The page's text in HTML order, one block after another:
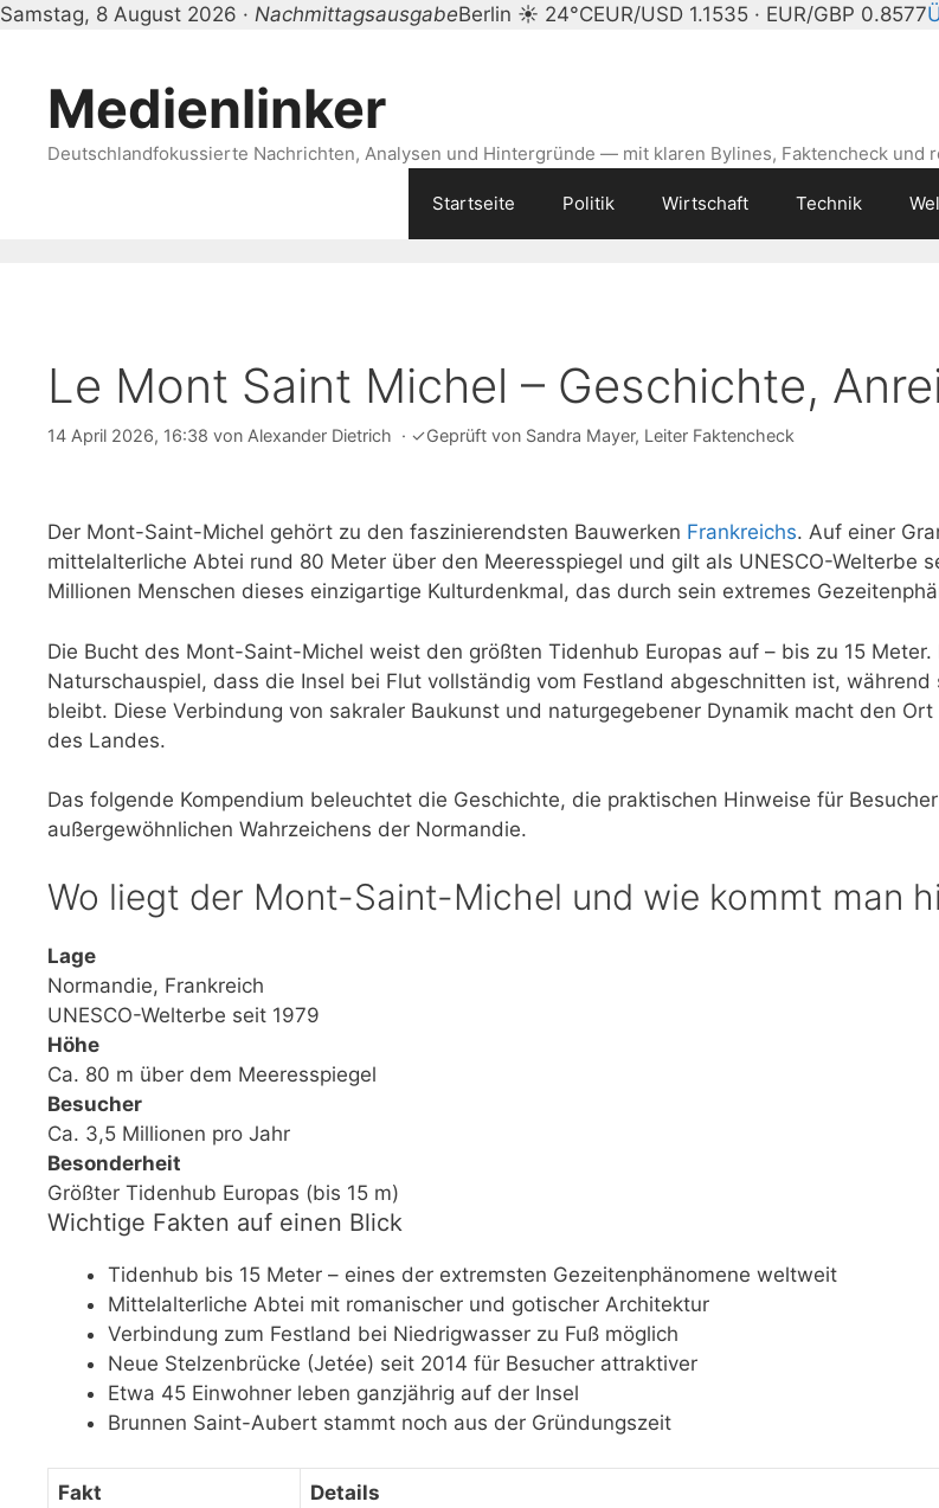
Samstag, 8 August 2026 · NachmittagsausgabeBerlin ☀ 24°CEUR/USD 1.1535 · EUR/GBP 0.8577
springenMedienlinker
Deutschlandfokussierte Nachrichten, Analysen und Hintergründe — mit klaren Bylines, Faktencheck und
Startseite Politik Wirtschaft Technik
Le Mont Saint Michel – Geschichte,
14 April 2026, 16:38 von Alexander Dietrich · ✓Geprüft von Sandra Mayer, Leiter Faktencheck
Der Mont-Saint-Michel gehört zu den faszinierendsten Bauwerken Frankreichs. Auf einer
mittelalterliche Abtei rund 80 Meter über den Meeresspiegel und gilt als UNESCO-Welterbe
Millionen Menschen dieses einzigartige Kulturdenkmal, das durch sein extremes
Die Bucht des Mont-Saint-Michel weist den größten Tidenhub Europas auf – bis zu 15
Naturschauspiel, dass die Insel bei Flut vollständig vom Festland abgeschnitten ist,
bleibt. Diese Verbindung von sakraler Baukunst und naturgegebener Dynamik macht den
des Landes.
Das folgende Kompendium beleuchtet die Geschichte, die praktischen Hinweise für
außergewöhnlichen Wahrzeichens der Normandie.
Wo liegt der Mont-Saint-Michel und wie kommt man
Lage
Normandie, Frankreich
UNESCO-Welterbe seit 1979
Höhe
Ca. 80 m über dem Meeresspiegel
Besucher
Ca. 3,5 Millionen pro Jahr
Besonderheit
Größter Tidenhub Europas (bis 15 m)
Wichtige Fakten auf einen Blick
Tidenhub bis 15 Meter – eines der extremsten Gezeitenphänomene weltweit
Mittelalterliche Abtei mit romanischer und gotischer Architektur
Verbindung zum Festland bei Niedrigwasser zu Fuß möglich
Neue Stelzenbrücke (Jetée) seit 2014 für Besucher attraktiver
Etwa 45 Einwohner leben ganzjährig auf der Insel
Brunnen Saint-Aubert stammt noch aus der Gründungszeit
Fakt Details